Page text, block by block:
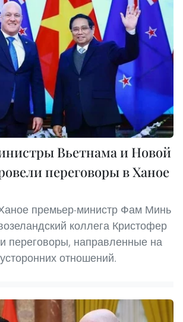
Вьетнама и Новой
переговоры в Ханое
премьер-министр Фам Минь
коллега Кристофер
переговоры, направленные на
отношений.